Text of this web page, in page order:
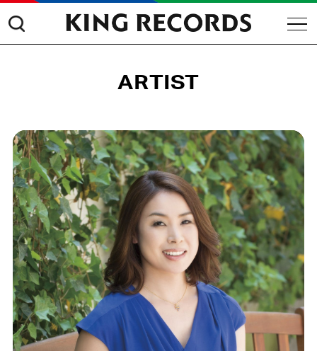
ARTIST